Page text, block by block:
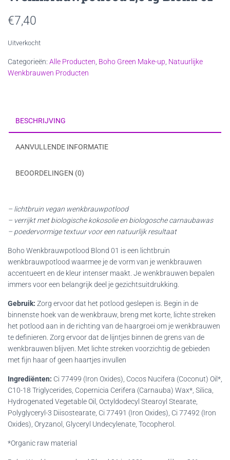
€7,40
Uitverkocht
Categorieën: Alle Producten Boho Green Make-up Natuurlijke
Wenkbrauwen Producten
BESCHRIJVING
AANVULLENDE INFORMATIE
BEOORDELINGEN (0)
– lichtbruin vegan wenkbrauwpotlood
– verrijkt met biologische kokosolie en biologosche carnaubawas
– poedervormige textuur voor een natuurlijk resultaat
Boho Wenkbrauwpotlood Blond 01 is een lichtbruin
wenkbrauwpotlood waarmee je de vorm van je wenkbrauwen
accentueert en de kleur intenser maakt. Je wenkbrauwen bepalen
immers voor een belangrijk deel je gezichtsuitdrukking.
Gebruik: Zorg ervoor dat het potlood geslepen is. Begin in de
binnenste hoek van de wenkbrauw, breng met korte, lichte streken
het potlood aan in de richting van de haargroei om je wenkbrauwen
te definieren. Zorg ervoor dat de lijntjes binnen de grens van de
wenkbrauwen blijven. Met lichte streken voorzichtig de gebieden
met fijn haar of geen haartjes invullen
Ingrediënten: Ci 77499 (Iron Oxides), Cocos Nucifera (Coconut) Oil*,
C10-18 Triglycerides, Copernicia Cerifera (Carnauba) Wax*, Silica,
Hydrogenated Vegetable Oil, Octyldodecyl Stearoyl Stearate,
Polyglyceryl-3 Diisostearate, Ci 77491 (Iron Oxides), Ci 77492 (Iron
Oxides), Oryzanol, Glyceryl Undecylenate, Tocopherol.
*Organic raw material